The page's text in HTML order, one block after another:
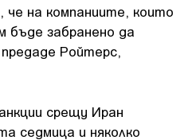
че на компаниите, които
забранено да
Ройтерс,
срещу Иран
седмица и няколко